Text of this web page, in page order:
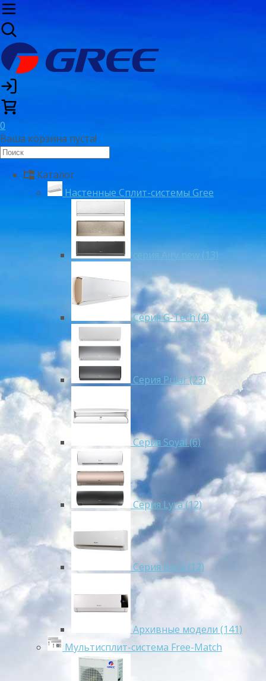
0
Ваша корзина пуста!
Каталог
Настенные Сплит-системы Gree
серия Airy new (13)
Серия G-Tech (4)
Серия Pular (23)
Cерия Soyal (6)
Серия Lyra (12)
Серия Bora (12)
Архивные модели (141)
Мультисплит-система Free-Match